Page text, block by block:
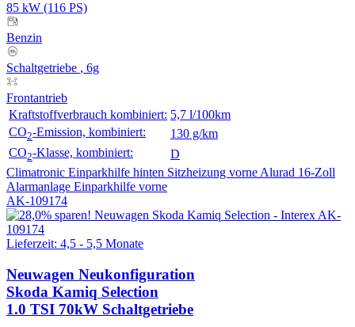
85 kW (116 PS)
Benzin
Schaltgetriebe , 6g
Frontantrieb
Kraftstoffverbrauch kombiniert: 5,7 l/100km
CO2-Emission, kombiniert:
130 g/km
CO2-Klasse, kombiniert:
D
Climatronic Einparkhilfe hinten Sitzheizung vorne Alurad 16-Zoll
Alarmanlage Einparkhilfe vorne
AK-109174
Lieferzeit: 4,5 - 5,5 Monate
Neuwagen Neukonfiguration
Skoda Kamiq Selection
1.0 TSI 70kW Schaltgetriebe